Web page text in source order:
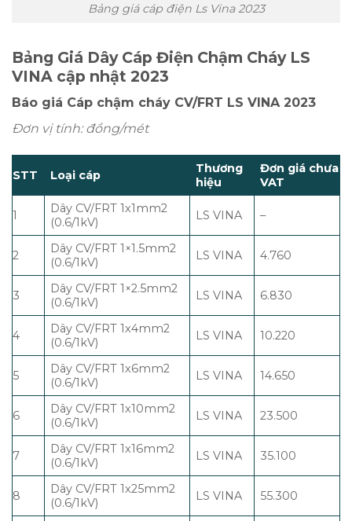
Bảng giá cáp điện Ls Vina 2023
Bảng Giá Dây Cáp Điện Chậm Cháy LS
VINA cập nhật 2023
Báo giá Cáp chậm cháy CV/FRT LS VINA 2023
Đơn vị tính: đồng/mét
STT Loại cáp
Thương
hiệu
Đơn giá chưa
VAT
1
Dây CV/FRT 1x1mm2
(0.6/1kV)
LS VINA –
2
Dây CV/FRT 1×1.5mm2
(0.6/1kV)
LS VINA 4.760
3
Dây CV/FRT 1×2.5mm2
(0.6/1kV)
LS VINA 6.830
4
Dây CV/FRT 1x4mm2
(0.6/1kV)
LS VINA 10.220
5
Dây CV/FRT 1x6mm2
(0.6/1kV)
LS VINA 14.650
6
Dây CV/FRT 1x10mm2
(0.6/1kV)
LS VINA 23.500
7
Dây CV/FRT 1x16mm2
(0.6/1kV)
LS VINA 35.100
8
Dây CV/FRT 1x25mm2
(0.6/1kV)
LS VINA 55.300